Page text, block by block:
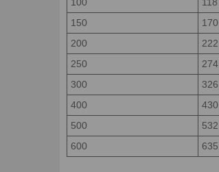
150
170
200
222
250
274
300
326
400
430
500
532
600
635